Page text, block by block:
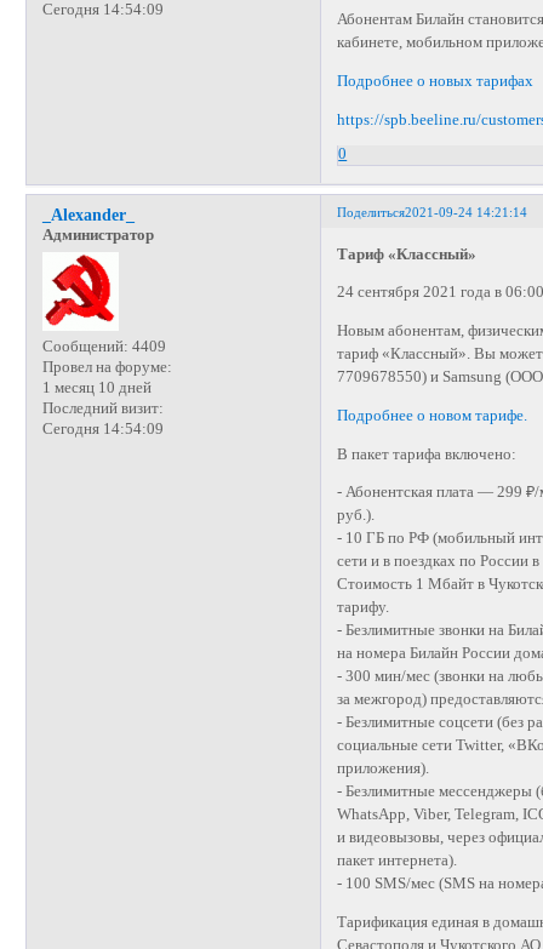
Сегодня 14:54:09
Абонентам Билайн
кабинете, мобильном
Подробнее о новых тарифах
https://spb.beeline.ru/
0
Поделиться2021-09-24 14:21:14
_Alexander_
Администратор
Сообщений: 4409
Провел на форуме:
1 месяц 10 дней
Последний визит:
Сегодня 14:54:09
Тариф «Классный»
24 сентября 2021 года в
Новым абонентам,
тариф «Классный». Вы
7709678550) и Samsung
Подробнее о новом тарифе.
В пакет тарифа включено:
- Абонентская плата — 299 ₽/
руб.).
- 10 ГБ по РФ (мобильный
сети и в поездках по России
Стоимость 1 Мбайт в
тарифу.
- Безлимитные звонки на
на номера Билайн России
- 300 мин/мес (звонки на
за межгород)
- Безлимитные соцсети (без
социальные сети Twitter,
приложения).
- Безлимитные мессенджеры
WhatsApp, Viber, Telegram,
и видеовызовы, через
пакет интернета).
- 100 SMS/мес (SMS на
Тарификация единая в